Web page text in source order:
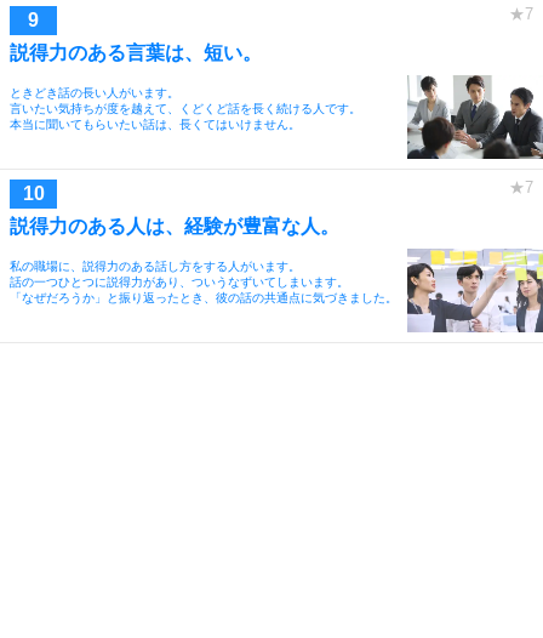
説得力のある言葉は、短い。
ときどき話の長い人がいます。
言いたい気持ちが度を越えて、くどくど話を長く続ける人です。
本当に聞いてもらいたい話は、長くてはいけません。
説得力のある人は、経験が豊富な人。
私の職場に、説得力のある話し方をする人がいます。
話の一つひとつに説得力があり、ついうなずいてしまいます。
「なぜだろうか」と振り返ったとき、彼の話の共通点に気づきました。